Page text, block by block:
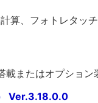
算、フォトレタッ
またはオプショ
Ver.3.18.0.0